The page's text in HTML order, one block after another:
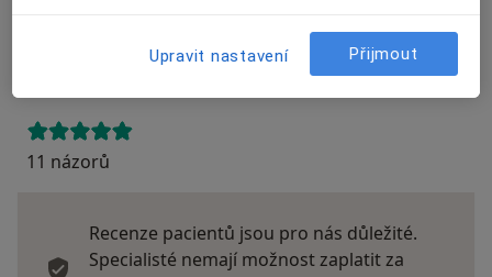
Přidejte svůj názor
11 názorů
Recenze pacientů jsou pro nás důležité.
Specialisté nemají možnost zaplatit za
Upravit nastavení Přijmout